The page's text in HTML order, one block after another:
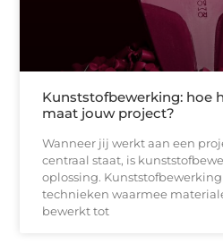
Kunststofbewerking: hoe
maat jouw project?
Wanneer jij werkt aan een
centraal staat, is
oplossing.
technieken waarmee
bewerkt tot